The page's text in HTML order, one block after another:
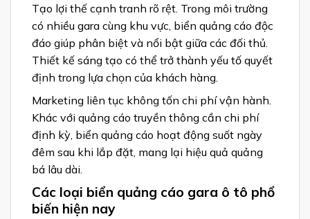
Tạo lợi thế cạnh tranh rõ rệt. Trong môi trường
có nhiều gara cùng khu vực, biển quảng cáo độc
đáo giúp phân biệt và nổi bật giữa các đối thủ.
Thiết kế sáng tạo có thể trở thành yếu tố quyết
định trong lựa chọn của khách hàng.
Marketing liên tục không tốn chi phí vận hành.
Khác với quảng cáo truyền thông cần chi phí
định kỳ, biển quảng cáo hoạt động suốt ngày
đêm sau khi lắp đặt, mang lại hiệu quả quảng
bá lâu dài.
Các loại biển quảng cáo gara ô tô phổ
biến hiện nay